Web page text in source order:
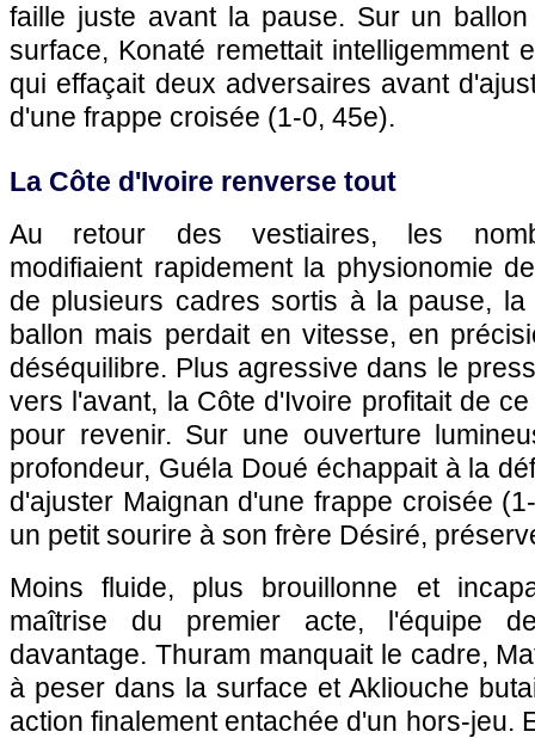
faille juste avant la pause. Sur un
surface, Konaté remettait intelligemment
qui effaçait deux adversaires avant
d'une frappe croisée (1-0, 45e).
La Côte d'Ivoire renverse tout
Au retour des vestiaires, les
modifiaient rapidement la physionomie
de plusieurs cadres sortis à la pause,
ballon mais perdait en vitesse, en
déséquilibre. Plus agressive dans le
vers l'avant, la Côte d'Ivoire profitait de
pour revenir. Sur une ouverture
profondeur, Guéla Doué échappait à la
d'ajuster Maignan d'une frappe croisée
un petit sourire à son frère Désiré,
Moins fluide, plus brouillonne et
maîtrise du premier acte, l'équipe
davantage. Thuram manquait le cadre,
à peser dans la surface et Akliouche
action finalement entachée d'un hors-jeu.